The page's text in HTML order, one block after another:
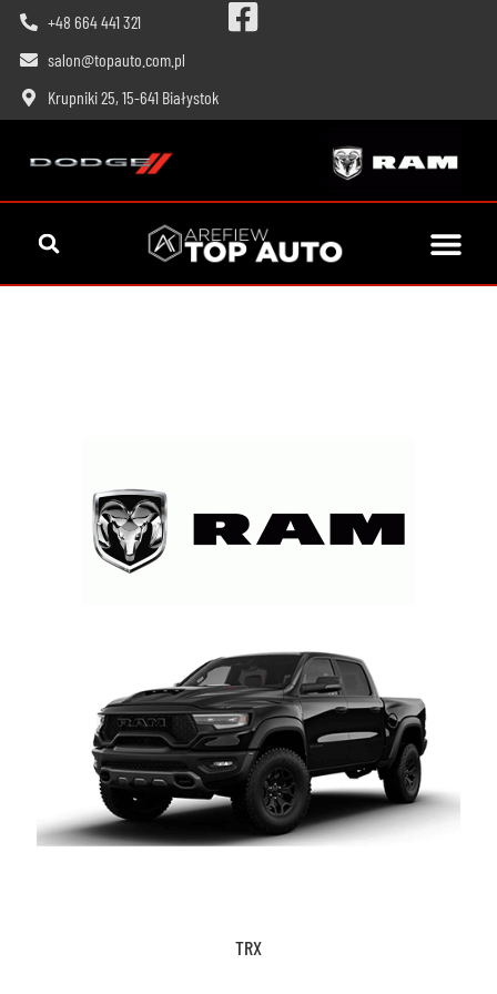
+48 664 441 321
salon@topauto.com.pl
Krupniki 25, 15-641 Białystok
Stworzone do pracy, gotowe na przygodę.
TRX